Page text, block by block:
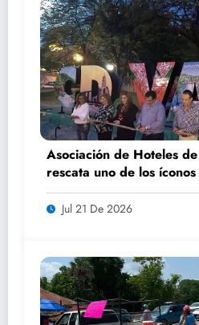
Asociación de Hoteles
rescata uno de los
fotografiados de Ciudad
Jul 21 De 2026